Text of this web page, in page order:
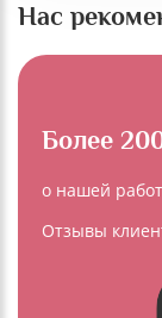
Нас
Более
о нашей
Отзывы